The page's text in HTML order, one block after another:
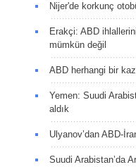
Nijer'de korkunç
Erakçi: ABD
mümkün değil
ABD herhangi bir
Yemen: Suudi
aldık
Ulyanov’dan ABD-
Suudi Arabistan’da